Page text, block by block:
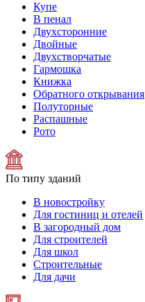
Купе
В пенал
Двухсторонние
Двойные
Двухстворчатые
Гармошка
Книжка
Обратного открывания
Полуторные
Распашные
Рото
По типу зданий
В новостройку
Для гостиниц и отелей
В загородный дом
Для строителей
Для школ
Строительные
Для дачи